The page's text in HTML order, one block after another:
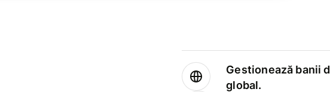
Gestionează banii
global.